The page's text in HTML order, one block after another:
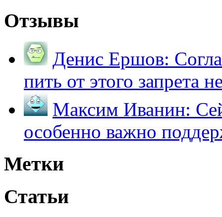
Отзывы
Денис Ершов:
пить от этого запрета
Максим Иванин:
особенно важно
Метки
Статьи